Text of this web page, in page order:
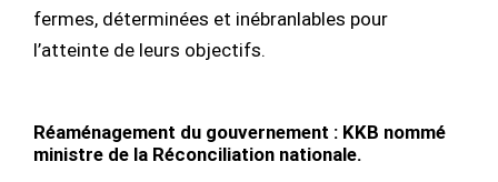
fermes, déterminées et inébranlables pour
l’atteinte de leurs objectifs.
Réaménagement du gouvernement : KKB nommé
ministre de la Réconciliation nationale.